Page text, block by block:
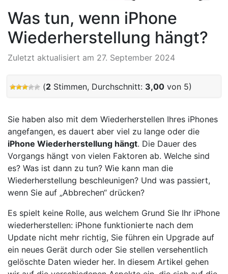
Was tun, wenn iPhone
Wiederherstellung hängt?
Zuletzt aktualisiert am 27. September 2024
(2 Stimmen, Durchschnitt: 3,00 von 5)
Sie haben also mit dem Wiederherstellen Ihres iPhones
angefangen, es dauert aber viel zu lange oder die
iPhone Wiederherstellung hängt. Die Dauer des
Vorgangs hängt von vielen Faktoren ab. Welche sind
es? Was ist dann zu tun? Wie kann man die
Wiederherstellung beschleunigen? Und was passiert,
wenn Sie auf „Abbrechen“ drücken?
Es spielt keine Rolle, aus welchem Grund Sie Ihr iPhone
wiederherstellen: iPhone funktionierte nach dem
Update nicht mehr richtig, Sie führen ein Upgrade auf
ein neues Gerät durch oder Sie stellen versehentlich
gelöschte Daten wieder her. In diesem Artikel gehen